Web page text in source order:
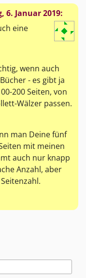
6. Januar 2019:
eine
wenn auch
- es gibt ja
200 Seiten, von
Wälzer passen.
man Deine fünf
mit meinen
auch nur knapp
Anzahl, aber